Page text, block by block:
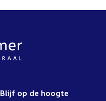
Blijf op de hoogte